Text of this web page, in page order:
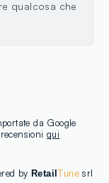
qualcosa che
da Google
recensioniqui
by RetailTunesrl